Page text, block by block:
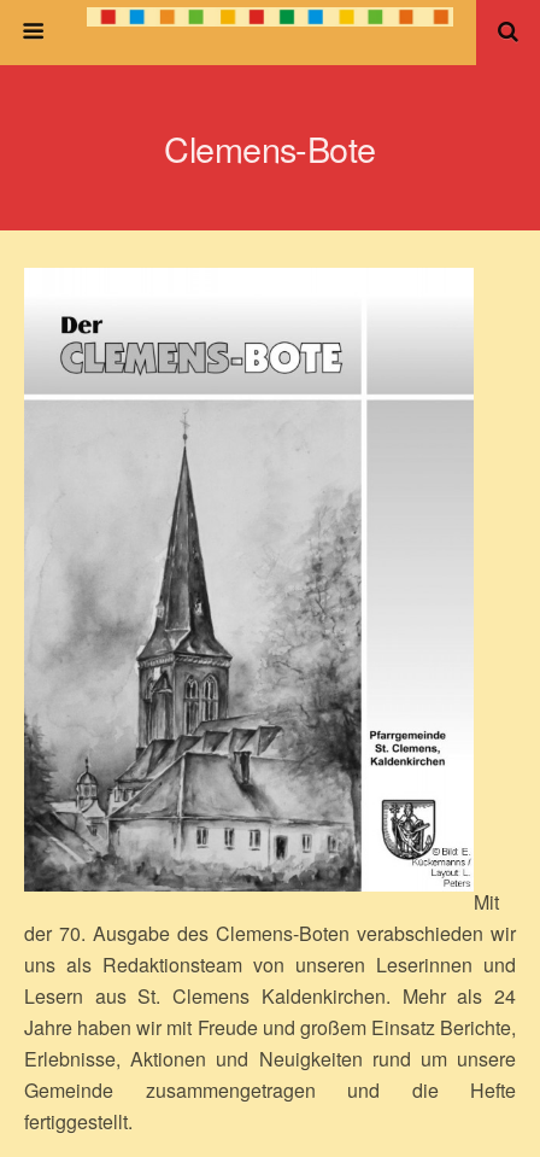
Clemens-Bote
Mit
der 70. Ausgabe des Clemens-Boten verabschieden wir
uns als Redaktionsteam von unseren Leserinnen und
Lesern aus St. Clemens Kaldenkirchen. Mehr als 24
Jahre haben wir mit Freude und großem Einsatz Berichte,
Erlebnisse, Aktionen und Neuigkeiten rund um unsere
Gemeinde zusammengetragen und die Hefte
fertiggestellt.